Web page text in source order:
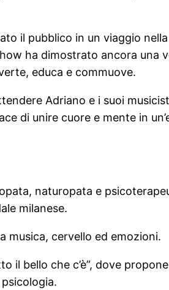
il pubblico in un viaggio nella
ha dimostrato ancora una
educa e commuove.
Adriano e i suoi
di unire cuore e mente in
naturopata e
milanese.
musica, cervello ed emozioni.
bello che c’è”, dove propone